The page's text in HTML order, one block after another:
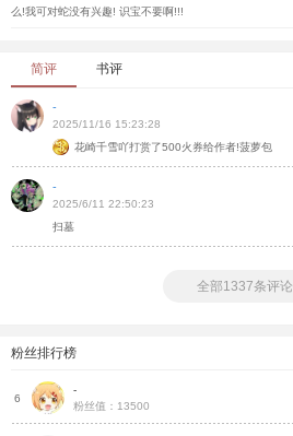
么!我可对蛇没有兴趣! 识宝不要啊!!!
简评 书评
-
2025/11/16 15:23:28
花崎千雪吖打赏了500火券给作者!菠萝包
-
2025/6/11 22:50:23
扫墓
全部1337条评论
粉丝排行榜
6
-
粉丝值：13500